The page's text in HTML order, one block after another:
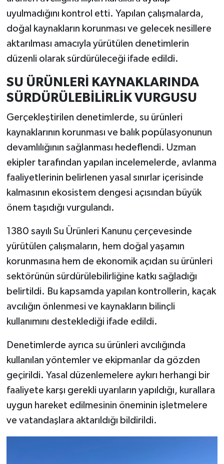
uyulmadığını kontrol etti. Yapılan çalışmalarda,
doğal kaynakların korunması ve gelecek nesillere
aktarılması amacıyla yürütülen denetimlerin
düzenli olarak sürdürüleceği ifade edildi.
SU ÜRÜNLERİ KAYNAKLARINDA
SÜRDÜRÜLEBİLİRLİK VURGUSU
Gerçekleştirilen denetimlerde, su ürünleri
kaynaklarının korunması ve balık popülasyonunun
devamlılığının sağlanması hedeflendi. Uzman
ekipler tarafından yapılan incelemelerde, avlanma
faaliyetlerinin belirlenen yasal sınırlar içerisinde
kalmasının ekosistem dengesi açısından büyük
önem taşıdığı vurgulandı.
1380 sayılı Su Ürünleri Kanunu çerçevesinde
yürütülen çalışmaların, hem doğal yaşamın
korunmasına hem de ekonomik açıdan su ürünleri
sektörünün sürdürülebilirliğine katkı sağladığı
belirtildi. Bu kapsamda yapılan kontrollerin, kaçak
avcılığın önlenmesi ve kaynakların bilinçli
kullanımını desteklediği ifade edildi.
Denetimlerde ayrıca su ürünleri avcılığında
kullanılan yöntemler ve ekipmanlar da gözden
geçirildi. Yasal düzenlemelere aykırı herhangi bir
faaliyete karşı gerekli uyarıların yapıldığı, kurallara
uygun hareket edilmesinin öneminin işletmelere
ve vatandaşlara aktarıldığı bildirildi.
Pazarlar
Politika
Rüya Tabirleri
Sağlık
Şaphane
Simav
Tavşanlı
Teknoloji
Türkiye
Video Galeri
Yemek Tarifleri